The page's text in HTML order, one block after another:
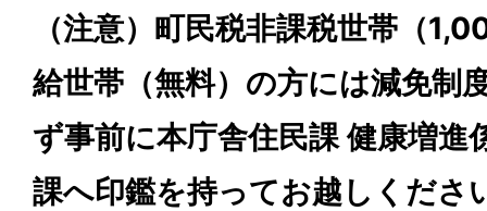
（注意）町民税非課税世帯（
給世帯（無料）の方には減免制
ず事前に本庁舎住民課 健康増進
課へ印鑑を持ってお越しくださ